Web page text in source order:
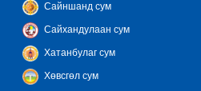
Сайншанд сум
Сайхандулаан сум
Хатанбулаг сум
Хөвсгөл сум